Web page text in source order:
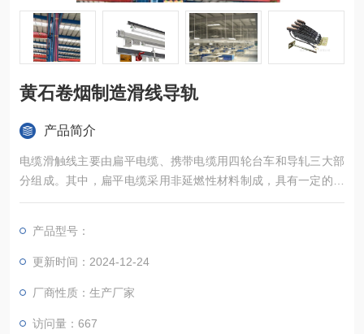
黄石卷烟制造滑线导轨
产品简介
电缆滑触线主要由扁平电缆、携带电缆用四轮台车和导轧三大部
分组成。其中，扁平电缆采用非延燃性材料制成，具有一定的耐
气候性能，适用于户内外和接触油污的场所。四轮台车则用于携
撑和固定电缆的作用，确保电缆在移动过程中不会脱落或损坏。
产品型号：
更新时间：2024-12-24
厂商性质：生产厂家
访问量：667